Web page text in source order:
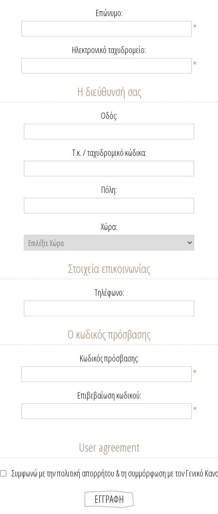
Επώνυμο:
*
Ηλεκτρονικό ταχυδρομείο:
*
Η διεύθυνσή σας
Οδός:
Τ.κ. / ταχυδρομικό κώδικα:
Πόλη:
Χώρα:
Στοιχεία επικοινωνίας
Τηλέφωνο:
Ο κωδικός πρόσβασης
Κωδικός πρόσβασης:
*
Επιβεβαίωση κωδικού:
*
User agreement
Συμφωνώ με την πολιτική απορρήτου & τη συμμόρφωση με τον Γενικό